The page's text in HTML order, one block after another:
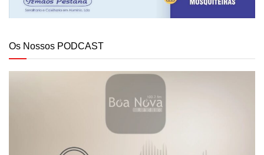
Os Nossos PODCAST